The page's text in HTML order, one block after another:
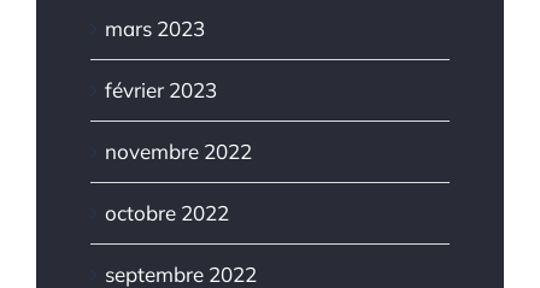
mars 2023
février 2023
novembre 2022
octobre 2022
septembre 2022